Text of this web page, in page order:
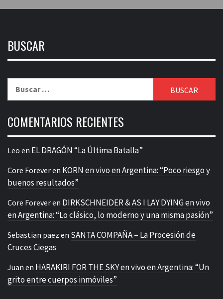
BUSCAR
COMENTARIOS RECIENTES
Leo en EL DRAGÓN “La Última Batalla”
Core Foreveren KORN en vivo en Argentina: “Poco riesgo y
buenos resultados”
Core Foreveren DIRKSCHNEIDER & AS I LAY DYING en vivo
en Argentina: “Lo clásico, lo moderno y una misma pasión”
Sebastian paez en SANTA COMPAÑA – La Procesión de
Cruces Ciegas
Juan en HARAKIRI FOR THE SKY en vivo en Argentina: “Un
grito entre cuerpos inmóviles”